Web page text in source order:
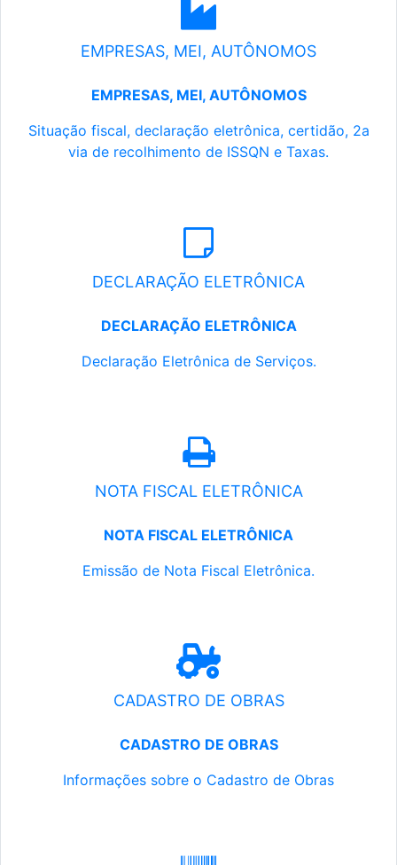
EMPRESAS, MEI, AUTÔNOMOS
EMPRESAS, MEI, AUTÔNOMOS
Situação fiscal, declaração eletrônica, certidão, 2a
via de recolhimento de ISSQN e Taxas.
DECLARAÇÃO ELETRÔNICA
DECLARAÇÃO ELETRÔNICA
Declaração Eletrônica de Serviços.
NOTA FISCAL ELETRÔNICA
NOTA FISCAL ELETRÔNICA
Emissão de Nota Fiscal Eletrônica.
CADASTRO DE OBRAS
CADASTRO DE OBRAS
Informações sobre o Cadastro de Obras